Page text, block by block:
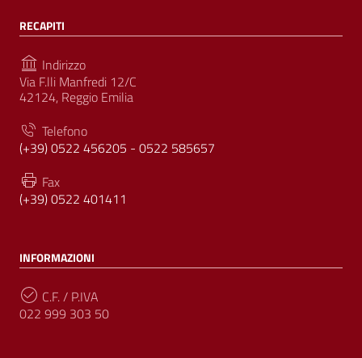
RECAPITI
Indirizzo
Via F.lli Manfredi 12/C
42124, Reggio Emilia
Telefono
(+39) 0522 456205 - 0522 585657
Fax
(+39) 0522 401411
INFORMAZIONI
C.F. / P.IVA
022 999 303 50